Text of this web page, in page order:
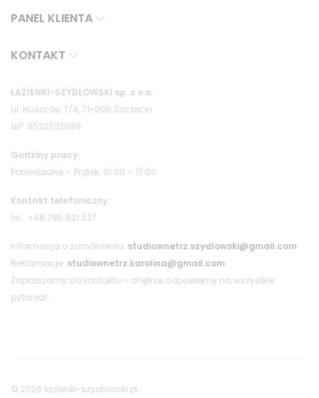
PANEL KLIENTA
KONTAKT
ŁAZIENKI-SZYDŁOWSKI sp. z o.o.
ul. Husarów 7/4, 71-005 Szczecin
NIP: 8522702099
Godziny pracy:
Poniedziałek – Piątek: 10:00 – 17:00
Kontakt telefoniczny:
tel.: +48 785 821 527
informacja o zamówieniu: studiownetrz.szydlowski@gmail.com
Reklamacje: studiownetrz.karolina@gmail.com
Zapraszamy do kontaktu – chętnie odpowiemy na wszystkie
pytania!
© 2026 lazienki-szydlowski.pl